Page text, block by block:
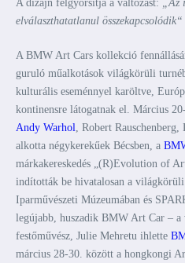
A dizájn felgyorsítja a változást: „Az
elválaszthatatlanul összekapcsolódik“
A BMW Art Cars kollekció
guruló műalkotások világkörüli
kulturális eseménnyel karöltve,
kontinensre látogatnak el. Március
Andy Warhol, Robert
alkotta négykerekűek Bécsben, a
márkakereskedés „(R)Evolution of
indították be hivatalosan a
Iparművészeti Múzeumában és
legújabb, huszadik BMW Art Car –
festőművész, Julie Mehretu ihlette
március 28-30. között a hongkongi